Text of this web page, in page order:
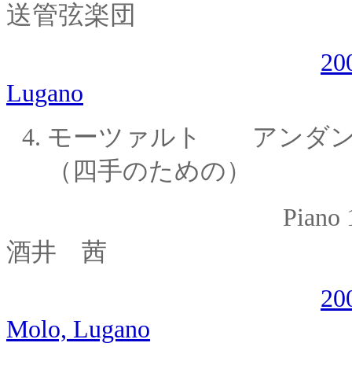
送管弦楽団
Lugano
4. モーツァルト アンダ
（四手のための）
Piano
酒井 茜
Molo, Lugano